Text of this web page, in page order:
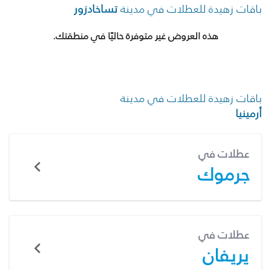
باقات زهيدة للعطلات في مدينةتساخادزور
هذه العروض غير متوفرة حاليًا في منطقتك.
باقات زهيدة للعطلات في مدينة
أرمينيا
عطلات في
جرموك
عطلات في
يريفان